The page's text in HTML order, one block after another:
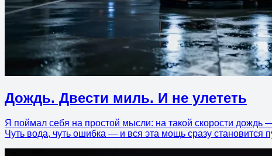
Дождь. Двести миль. И не улететь
Я поймал себя на простой мысли: на такой скорости дождь
Чуть вода, чуть ошибка — и вся эта мощь сразу становится